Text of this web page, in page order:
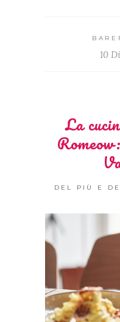
10
La
DEL PIÙ E